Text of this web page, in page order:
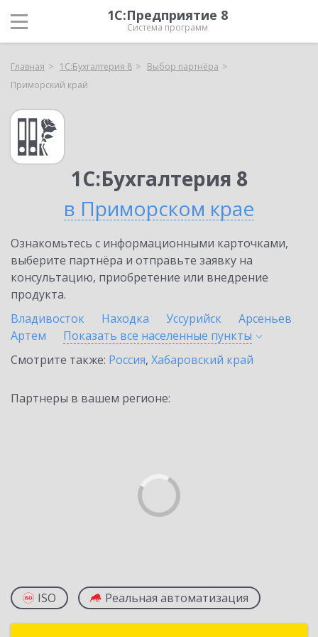
1С:Предприятие 8
Система программ
Главная 1С:Бухгалтерия 8
Выбор партнёра
Приморский край
1С:Бухгалтерия 8
в Приморском крае
Ознакомьтесь с информационными карточками,
выберите партнёра и отправьте заявку на
консультацию, приобретение или внедрение
продукта.
Владивосток
Находка Уссурийск
Арсеньев
Артем
Показать все населенные пункты
Смотрите также: Россия, Хабаровский край
Партнеры в вашем регионе:
ISO Реальная автоматизация